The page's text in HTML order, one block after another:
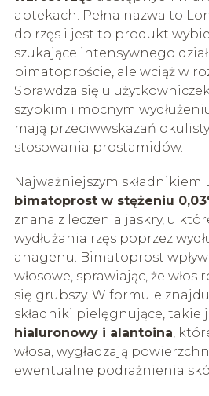
aptekach. Pełna nazwa to
do rzęs i jest to produkt
szukające intensywnego
bimatoproście, ale wciąż w
Sprawdza się u
szybkim i mocnym
mają przeciwwskazań
stosowania prostamidów.
Najważniejszym składnikiem
bimatoprost w stężeniu
znana z leczenia jaskry, u
wydłużania rzęs poprzez
anagenu. Bimatoprost
włosowe, sprawiając, że włos
się grubszy. W formule
składniki pielęgnujące, takie
hialuronowy i alantoina ,
włosa, wygładzają
ewentualne podrażnienia